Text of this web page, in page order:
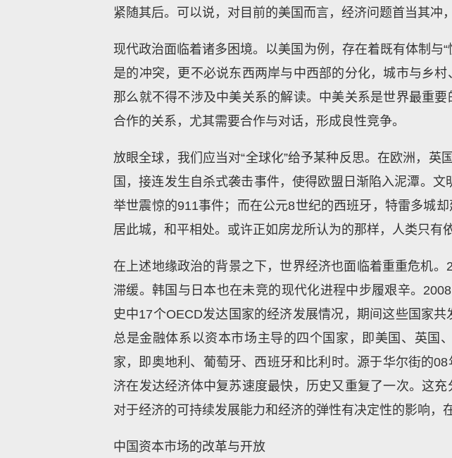
紧随其后。可以说，对目前的美国而言，经济问题首当其冲
现代政治面临着诸多困境。以美国为例，存在着既有体制与
是的冲突，更不必说东西两岸与中西部的分化，城市与乡
那么就不得不涉及中美关系的解读。中美关系是世界最重
合作的关系，尤其需要合作与对话，形成良性竞争。
放眼全球，我们应当对“全球化”给予某种反思。在欧洲，
国，接连发生自杀式袭击事件，使得欧盟日渐陷入泥潭。
举世震惊的911事件；而在公元8世纪的西班牙，特雷多城
居此城，和平相处。或许正如房龙所认为的那样，人类只有
在上述地缘政治的背景之下，世界经济也面临着重重危机
滞缓。韩国与日本也在未竞的现代化进程中步履艰辛。
史中17个OECD发达国家的经济发展情况，期间这些国家
总是金融体系以资本市场主导的四个国家，即美国、英国
家，即奥地利、葡萄牙、西班牙和比利时。源于华尔街的
济在发达经济体中复苏速度最快，历史又重复了一次。这
对于经济的可持续发展能力和经济的弹性有决定性的影响，
中国资本市场的改革与开放